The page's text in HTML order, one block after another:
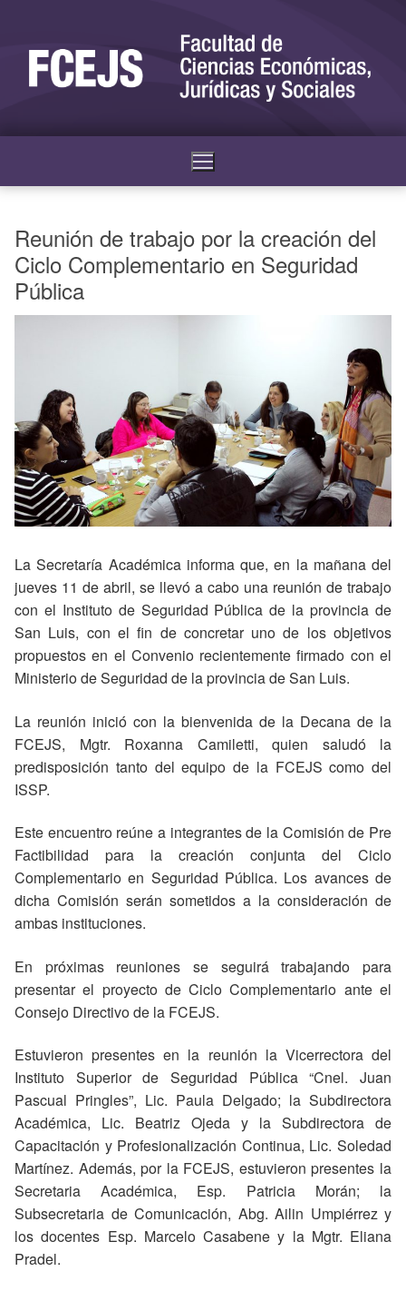
Reunión de trabajo por la creación del
Ciclo Complementario en Seguridad
Pública
La Secretaría Académica informa que, en la mañana del
jueves 11 de abril, se llevó a cabo una reunión de trabajo
con el Instituto de Seguridad Pública de la provincia de
San Luis, con el fin de concretar uno de los objetivos
propuestos en el Convenio recientemente firmado con el
Ministerio de Seguridad de la provincia de San Luis.
La reunión inició con la bienvenida de la Decana de la
FCEJS, Mgtr. Roxanna Camiletti, quien saludó la
predisposición tanto del equipo de la FCEJS como del
ISSP.
Este encuentro reúne a integrantes de la Comisión de Pre
Factibilidad para la creación conjunta del Ciclo
Complementario en Seguridad Pública. Los avances de
dicha Comisión serán sometidos a la consideración de
ambas instituciones.
En próximas reuniones se seguirá trabajando para
presentar el proyecto de Ciclo Complementario ante el
Consejo Directivo de la FCEJS.
Estuvieron presentes en la reunión la Vicerrectora del
Instituto Superior de Seguridad Pública “Cnel. Juan
Pascual Pringles”, Lic. Paula Delgado; la Subdirectora
Académica, Lic. Beatriz Ojeda y la Subdirectora de
Capacitación y Profesionalización Continua, Lic. Soledad
Martínez. Además, por la FCEJS, estuvieron presentes la
Secretaria Académica, Esp. Patricia Morán; la
Subsecretaria de Comunicación, Abg. Ailin Umpiérrez y
los docentes Esp. Marcelo Casabene y la Mgtr. Eliana
Pradel.